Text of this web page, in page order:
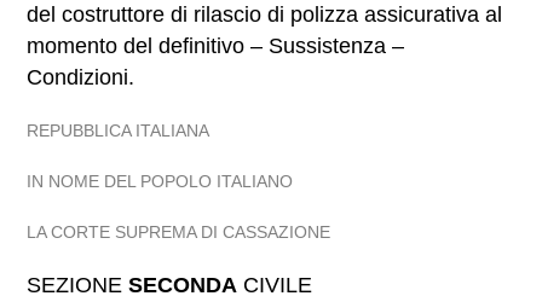
del costruttore di rilascio di polizza assicurativa al
momento del definitivo – Sussistenza –
Condizioni.
REPUBBLICA ITALIANA
IN NOME DEL POPOLO ITALIANO
LA CORTE SUPREMA DI CASSAZIONE
SEZIONESECONDA CIVILE